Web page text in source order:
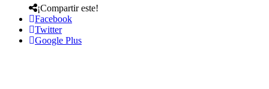
¡Compartir este!
Facebook
Twitter
Google Plus